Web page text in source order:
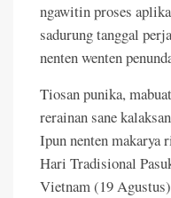
ngawitin proses
sadurung tanggal
nenten wenten
Tiosan punika,
rerainan sane
Ipun nenten makarya
Hari Tradisional
Vietnam (19